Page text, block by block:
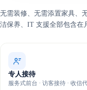
无需装修、无需添置家具、
洁保养、IT 支援全部包含在
专人接待
服务式前台 · 访客接待 · 收信